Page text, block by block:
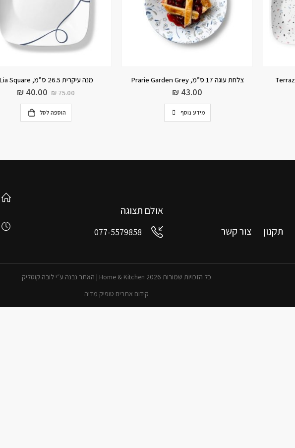
מנה עיקרית 26.5 ס”מ, Lia Square
₪75.00
40.00
הוספה לסל
הוספה לסל
תקנון צור קשר
אולם תצוגה
077-5579858
כל הזכויות שמורות 2026 Home & Kitchen | האתר נבנה ע״י לובה קוטליק
קידום אתרים טופיק מדיה